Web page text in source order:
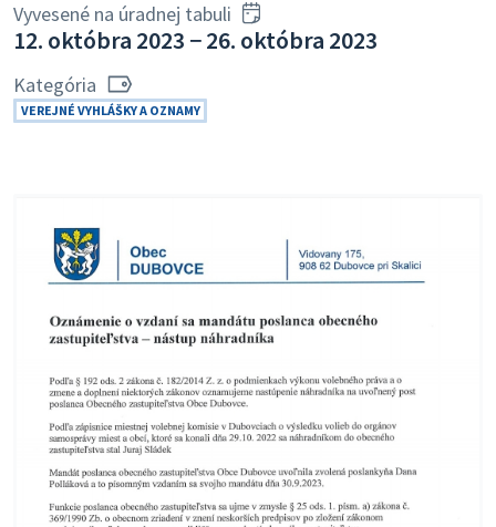
Vyvesené na úradnej tabuli
12. októbra 2023 − 26. októbra 2023
Kategória
VEREJNÉ VYHLÁŠKY A OZNAMY